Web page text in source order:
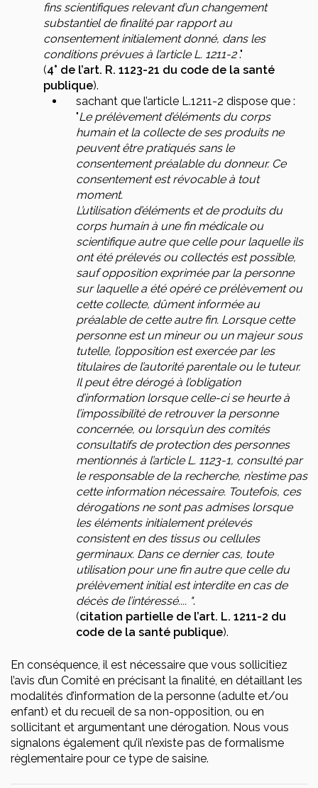
fins scientifiques relevant d’un changement
substantiel de finalité par rapport au
consentement initialement donné, dans les
conditions prévues à l’article L. 1211-2."
(4° de l’art. R. 1123-21 du code de la santé
publique).
sachant que l’article L.1211-2 dispose que :
"Le prélèvement d’éléments du corps
humain et la collecte de ses produits ne
peuvent être pratiqués sans le
consentement préalable du donneur. Ce
consentement est révocable à tout
moment.
L’utilisation d’éléments et de produits du
corps humain à une fin médicale ou
scientifique autre que celle pour laquelle ils
ont été prélevés ou collectés est possible,
sauf opposition exprimée par la personne
sur laquelle a été opéré ce prélèvement ou
cette collecte, dûment informée au
préalable de cette autre fin. Lorsque cette
personne est un mineur ou un majeur sous
tutelle, l’opposition est exercée par les
titulaires de l’autorité parentale ou le tuteur.
Il peut être dérogé à l’obligation
d’information lorsque celle-ci se heurte à
l’impossibilité de retrouver la personne
concernée, ou lorsqu’un des comités
consultatifs de protection des personnes
mentionnés à l’article L. 1123-1, consulté par
le responsable de la recherche, n’estime pas
cette information nécessaire. Toutefois, ces
dérogations ne sont pas admises lorsque
les éléments initialement prélevés
consistent en des tissus ou cellules
germinaux. Dans ce dernier cas, toute
utilisation pour une fin autre que celle du
prélèvement initial est interdite en cas de
décès de l’intéressé.... ".
(citation partielle de l’art. L. 1211-2 du
code de la santé publique).
En conséquence, il est nécessaire que vous sollicitiez
l’avis d’un Comité en précisant la finalité, en détaillant les
modalités d’information de la personne (adulte et/ou
enfant) et du recueil de sa non-opposition, ou en
sollicitant et argumentant une dérogation. Nous vous
signalons également qu’il n’existe pas de formalisme
règlementaire pour ce type de saisine.